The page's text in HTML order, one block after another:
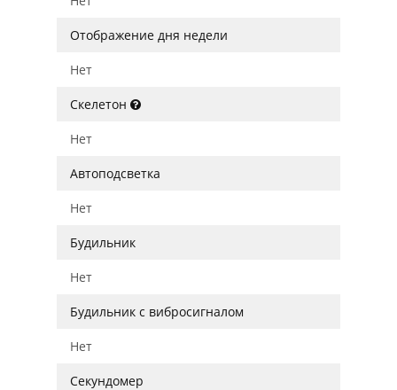
Отображение дня недели
Нет
Скелетон
Нет
Автоподсветка
Нет
Будильник
Нет
Будильник с вибросигналом
Нет
Секундомер